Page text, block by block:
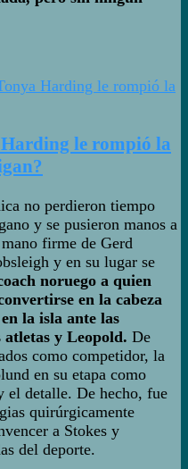
le rompió la
no perdieron tiempo
y se pusieron manos a
firme de Gerd
y en su lugar se
noruego a quien
en la cabeza
la isla ante las
atletas y Leopold. De
como competidor, la
en su etapa como
el detalle. De hecho, fue
quirúrgicamente
a Stokes y
del deporte.